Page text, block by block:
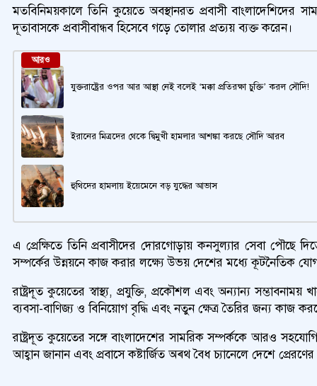
মতবিনিময়কালে তিনি কুয়েতে অবস্থানরত প্রবাসী
দূতাবাসকে প্রবাসীবান্ধব হিসেবে গড়ে তোলার প্রত্যয় ব্যক্ত করেন।
আরও
যুক্তরাষ্ট্রের ওপর আর আস্থা নেই বলেই ‘মক্কা প্রতিরক্ষা চুক্তি’ করল সৌদি!
ইরানের মিত্রদের থেকে দ্বিমুখী হামলার আশঙ্কা করছে সৌদি আরব
হুথিদের হামলায় ইয়েমেনে বড় যুদ্ধের আভাস
এ প্রেক্ষিতে তিনি প্রবাসীদের দোরগোড়ায় কনসুল্যার সেবা পৌছে
সম্পর্কের উন্নয়নে কাজ করার লক্ষ্যে উভয় দেশের মধ্যে কূটনৈতিক
রাষ্ট্রদূত কুয়েতের স্বাস্থ্য, প্রযুক্তি, প্রকৌশল এবং অন্যান্য
ব্যবসা-বাণিজ্য ও বিনিয়োগ বৃদ্ধি এবং নতুন ক্ষেত্র তৈরির জন্য কাজ
রাষ্ট্রদূত কুয়েতের সঙ্গে বাংলাদেশের সামরিক সম্পর্ককে আরও
আহ্বান জানান এবং প্রবাসে কষ্টার্জিত অৰ্থ বৈধ চ্যানেলে দেশে